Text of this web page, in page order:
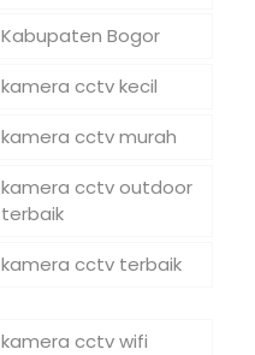
Kabupaten Bogor
kamera cctv kecil
kamera cctv murah
kamera cctv outdoor
terbaik
kamera cctv terbaik
kamera cctv wifi